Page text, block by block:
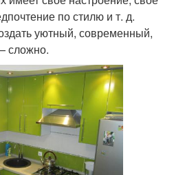
по стилю и т. д.
уютный, современный,
сложно.